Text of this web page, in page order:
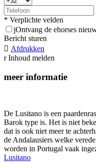
* Verplichte velden
jOntvang de ehorses
Bericht sturen
 Afdrukken
r Inhoud melden
meer informatie
De Lusitano is een
Barok type is. Het is niet
dat is ook niet meer te
de Andalausiers welke
worden in Portugal vaak
Lusitano